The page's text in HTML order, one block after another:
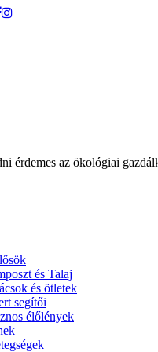
érdemes az ökológiai
és Talaj
és ötletek
segítői
élőlények